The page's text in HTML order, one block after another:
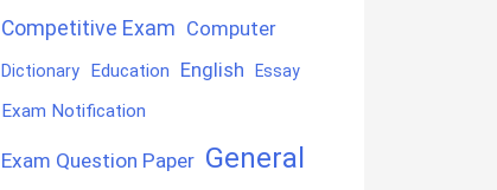
Competitive Exam Computer
Dictionary Education English Essay
Exam Notification
Exam Question Paper General